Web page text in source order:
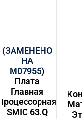
(ЗАМЕНЕНО
НА
M07955)
Плата
Главная
SMIC 63.Q